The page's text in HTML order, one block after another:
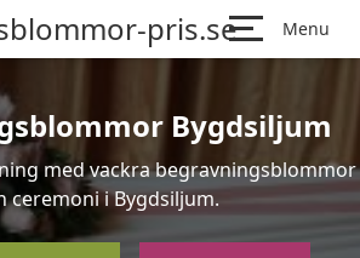
pris.se Menu
Bygdsiljum
med vackra begravningsblommor
ceremoni i Bygdsiljum.